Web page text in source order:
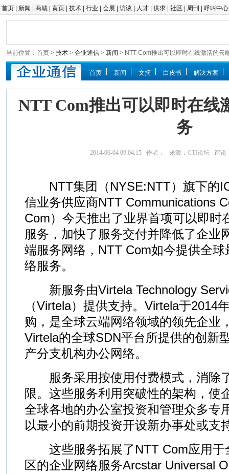
首页 新闻 商城 黄页 技术 行业 会展 访谈 人才 供求 社区 周刊 呼叫中心
当前位置：首页 > 技术 > 企业通信 > 新闻 > NTT Com推出可以即时在线激活的云
首页 新闻 文摘 白皮书 解决方案
NTT Com推出可以即时在线
务
2014-06-04 09:04:15 作者： 来源： CTI论坛 评论
NTT集团（NYSE:NTT）旗下的
信业务供应商NTT Communications
Com）今天推出了业界首项可以即时
服务，加快了服务交付并降低了企业
端服务网络，NTT Com如今提供全
络服务。
新服务由Virtela Technology
（Virtela）提供支持。Virtela于2014
购，是全球云端网络领域的领先企业
Virtela的全球SDN平台所提供的创新
产分支机构办公网络。
服务采用按使用付费模式，消除
限。这些服务利用突破性的架构，使
全球各地的办公室投资和管理众多专
以最小的前期投资开设新办事处或支
这些服务拓展了NTT Com应用于
区的企业网络服务Arcstar Universal